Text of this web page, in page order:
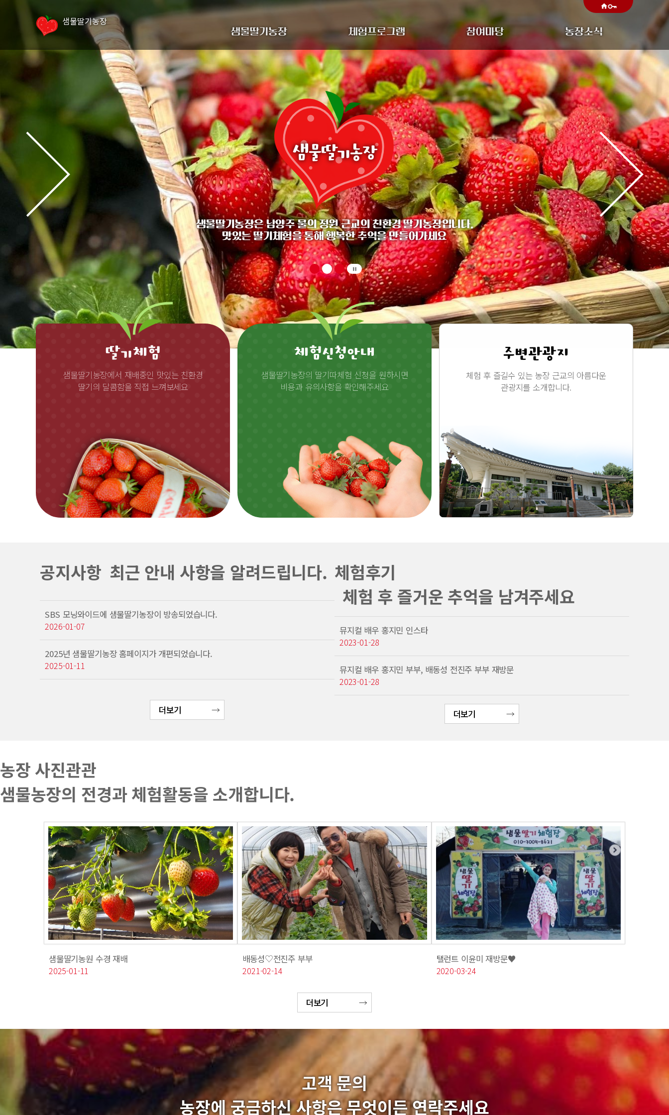
home
샘물딸기농장
샘물딸기농장 체험프로그램 참여마당 농장소식
pause
샘물딸기농장
샘물딸기농장은 남양주 물의 정원 근교의 친환경 딸기농장입니다.
맛있는 딸기체험을 통해 행복한 추억을 만들어가세요
딸기체험
샘물딸기농장에서 재배중인 맛있는 친환경
딸기의 달콤함을 직접 느껴보세요
체험신청안내
샘물딸기농장의 딸기따체험 신청을 원하시면
비용과 유의사항을 확인해주세요
주변관광지
체험 후 즐길수 있는 농장 근교의 아름다운
관광지를 소개합니다.
공지사항 최근 안내 사항을 알려드립니다.
SBS 모닝와이드에 샘물딸기농장이 방송되었습니다.
2026-01-07
2025년 샘물딸기농장 홈페이지가 개편되었습니다.
2025-01-11
더보기
체험후기
체험 후 즐거운 추억을 남겨주세요
뮤지컬 배우 홍지민 인스타
2023-01-28
뮤지컬 배우 홍지민 부부, 배동성 전진주 부부 재방문
2023-01-28
더보기
농장 사진관관
샘물농장의 전경과 체험활동을 소개합니다.
샘물딸기농원 수경 재배
2025-01-11
배동성♡전진주 부부
2021-02-14
탤런트 이윤미 재방문♥
2020-03-24
더보기
고객 문의
농장에 궁금하신 사항은 무엇이든 연락주세요